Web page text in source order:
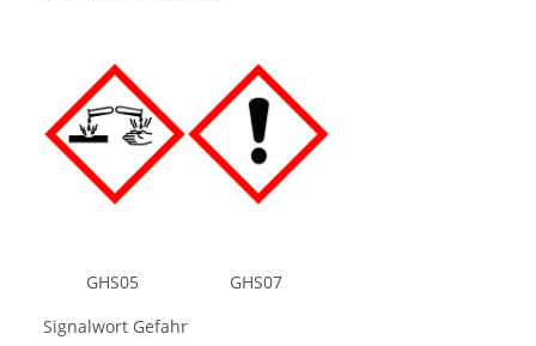
GHS05 GHS07
Signalwort Gefahr